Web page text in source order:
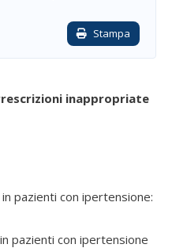
Stampa
inappropriate
in pazienti con ipertensione:
in pazienti con ipertensione